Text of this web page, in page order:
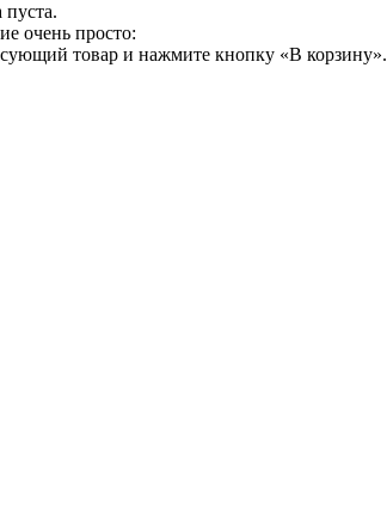
очень просто:
товар и нажмите кнопку «В корзину».